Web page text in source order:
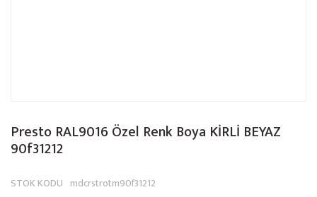
Presto RAL9016 Özel Renk Boya KİRLİ BEYAZ
90f31212
STOK KODU mdcrstrotm90f31212